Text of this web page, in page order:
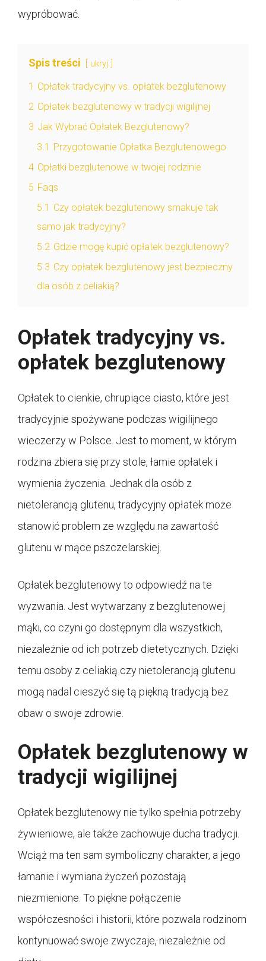
wypróbować.
Spis treści ukryj
1 Opłatek tradycyjny vs. opłatek bezglutenowy
2 Opłatek bezglutenowy w tradycji wigilijnej
3 Jak Wybrać Opłatek Bezglutenowy?
3.1
Przygotowanie Opłatka Bezglutenowego
4 Opłatki bezglutenowe w twojej rodzinie
5 Faqs
5.1 Czy opłatek bezglutenowy smakuje tak
samo jak tradycyjny?
5.2 Gdzie mogę kupić opłatek bezglutenowy?
5.3 Czy opłatek bezglutenowy jest bezpieczny
dla osób z celiakią?
Opłatek tradycyjny vs.
opłatek bezglutenowy
Opłatek to cienkie, chrupiące ciasto, które jest
tradycyjnie spożywane podczas wigilijnego
wieczerzy w Polsce. Jest to moment, w którym
rodzina zbiera się przy stole, łamie opłatek i
wymienia życzenia. Jednak dla osób z
nietolerancją glutenu, tradycyjny opłatek może
stanowić problem ze względu na zawartość
glutenu w mące pszczelarskiej.
Opłatek bezglutenowy to odpowiedź na te
wyzwania. Jest wytwarzany z bezglutenowej
mąki, co czyni go dostępnym dla wszystkich,
niezależnie od ich potrzeb dietetycznych. Dzięki
temu osoby z celiakią czy nietolerancją glutenu
mogą nadal cieszyć się tą piękną tradycją bez
obaw o swoje zdrowie.
Opłatek bezglutenowy w
tradycji wigilijnej
Opłatek bezglutenowy nie tylko spełnia potrzeby
żywieniowe, ale także zachowuje ducha tradycji.
Wciąż ma ten sam symboliczny charakter, a jego
łamanie i wymiana życzeń pozostają
niezmienione. To piękne połączenie
współczesności i historii, które pozwala rodzinom
kontynuować swoje zwyczaje, niezależnie od